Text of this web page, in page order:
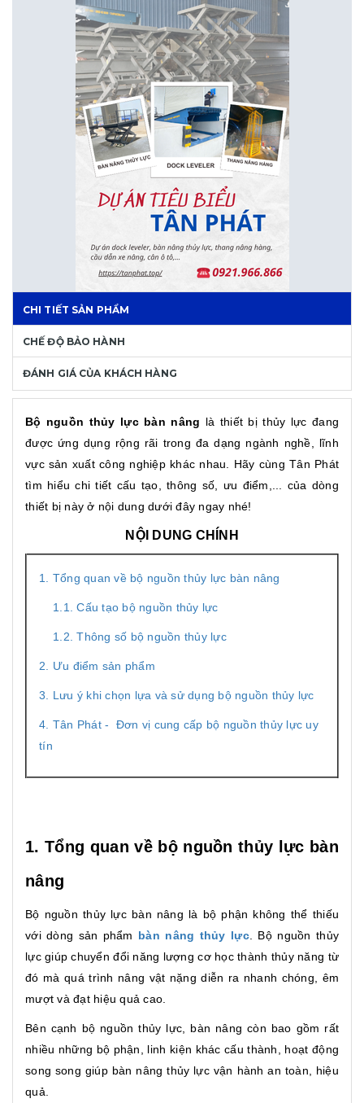
CHI TIẾT SẢN PHẨM
CHẾ ĐỘ BẢO HÀNH
ĐÁNH GIÁ CỦA KHÁCH HÀNG
Bộ nguồn thủy lực bàn nâng là thiết bị thủy lực đang
được ứng dụng rộng rãi trong đa dạng ngành nghề, lĩnh
vực sản xuất công nghiệp khác nhau. Hãy cùng Tân Phát
tìm hiểu chi tiết cấu tạo, thông số, ưu điểm,... của dòng
thiết bị này ở nội dung dưới đây ngay nhé!
NỘI DUNG CHÍNH
1. Tổng quan về bộ nguồn thủy lực bàn nâng
1.1. Cấu tạo bộ nguồn thủy lực
1.2. Thông số bộ nguồn thủy lực
2. Ưu điểm sản phẩm
3. Lưu ý khi chọn lựa và sử dụng bộ nguồn thủy lực
4. Tân Phát - Đơn vị cung cấp bộ nguồn thủy lực uy
tín
1. Tổng quan về bộ nguồn thủy lực bàn
nâng
Bộ nguồn thủy lực bàn nâng là bộ phận không thể thiếu
với dòng sản phẩm bàn nâng thủy lực. Bộ nguồn thủy
lực giúp chuyển đổi năng lượng cơ học thành thủy năng từ
đó mà quá trình nâng vật nặng diễn ra nhanh chóng, êm
mượt và đạt hiệu quả cao.
Bên cạnh bộ nguồn thủy lực, bàn nâng còn bao gồm rất
nhiều những bộ phận, linh kiện khác cấu thành, hoạt động
song song giúp bàn nâng thủy lực vận hành an toàn, hiệu
quả.